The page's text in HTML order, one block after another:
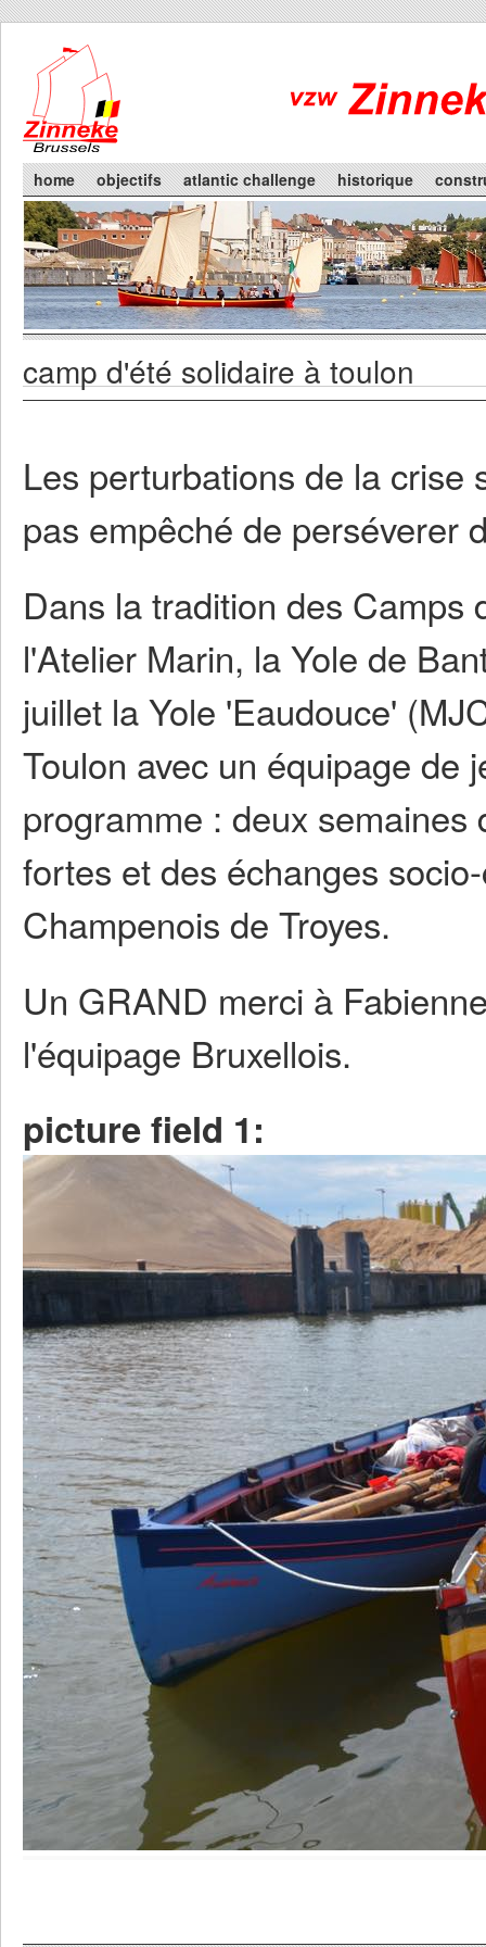
Main menu
home objectifs atlantic challenge historique
You are here
camp d'été solidaire à toulon
Les perturbations de la crise
pas empêché de perséverer
Dans la tradition des Camps
l'Atelier Marin, la Yole de
juillet la Yole 'Eaudouce'
Toulon avec un équipage de
programme : deux
fortes et des échanges
Champenois de Troyes.
Un GRAND merci à
l'équipage Bruxellois.
picture field 1: